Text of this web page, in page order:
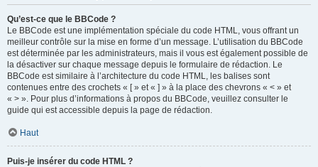
Qu’est-ce que le BBCode ?
Le BBCode est une implémentation spéciale du code HTML, vous offrant un
meilleur contrôle sur la mise en forme d’un message. L’utilisation du BBCode
est déterminée par les administrateurs, mais il vous est également possible de
la désactiver sur chaque message depuis le formulaire de rédaction. Le
BBCode est similaire à l’architecture du code HTML, les balises sont
contenues entre des crochets « [ » et « ] » à la place des chevrons « < » et
« > ». Pour plus d’informations à propos du BBCode, veuillez consulter le
guide qui est accessible depuis la page de rédaction.
Haut
Puis-je insérer du code HTML ?